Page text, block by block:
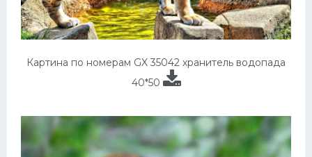
Картина по номерам GX 35042 хранитель водопада
40*50